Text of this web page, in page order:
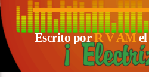
Escrito porR V AMel